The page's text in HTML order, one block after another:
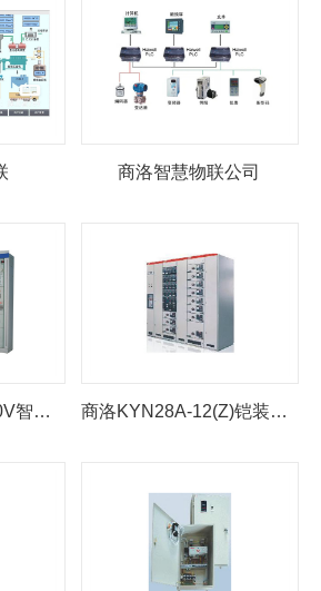
商洛智慧物联公司
商洛GZDW-AH/220V智能高频开关电源 商洛KYN28A-12(Z)铠装移开式交流金属封闭开关设备